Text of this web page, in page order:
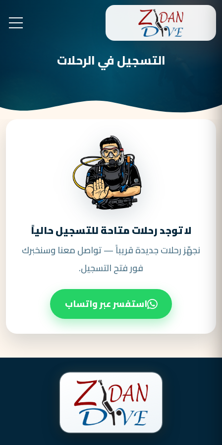
التسجيل في الرحلات
لا توجد رحلات متاحة للتسجيل حالياً
نجهّز رحلات جديدة قريباً — تواصل معنا وسنخبرك
فور فتح التسجيل.
استفسر عبر واتساب